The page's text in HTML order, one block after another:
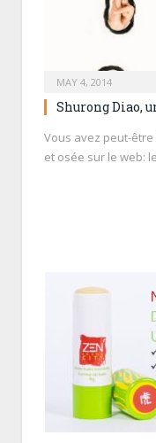
MAY 4, 2014
Shurong Diao,
Vous avez peut-
et osée sur le web: